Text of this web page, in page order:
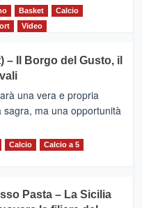
Basket
Calcio
Video
– Il Borgo del Gusto, il
una vera e propria
ma una opportunità
Calcio
Calcio a 5
Pasta – La Sicilia